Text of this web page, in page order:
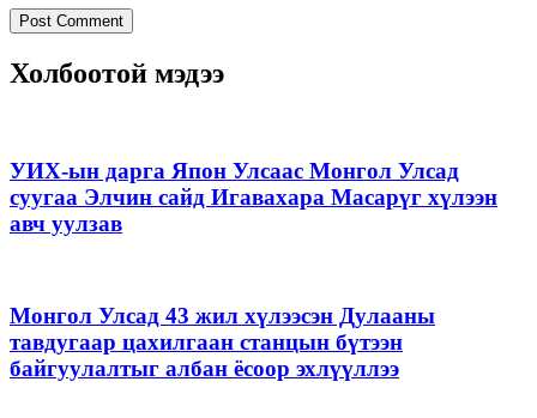
Холбоотой мэдээ
УИХ-ын дарга Япон Улсаас Монгол Улсад
суугаа Элчин сайд Игавахара Масарүг хүлээн
авч уулзав
Монгол Улсад 43 жил хүлээсэн Дулааны
тавдугаар цахилгаан станцын бүтээн
байгуулалтыг албан ёсоор эхлүүллээ